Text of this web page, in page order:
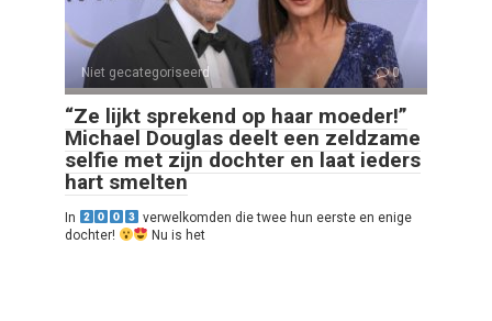
Niet gecategoriseerd 0
“Ze lijkt sprekend op haar moeder!”
Michael Douglas deelt een zeldzame
selfie met zijn dochter en laat ieders
hart smelten
In
verwelkomden die twee hun eerste en enige
dochter!
Nu is het